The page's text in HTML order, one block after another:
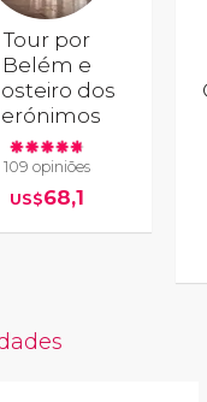
Tour por
Belém e
dos
109 opiniões
US$68,1